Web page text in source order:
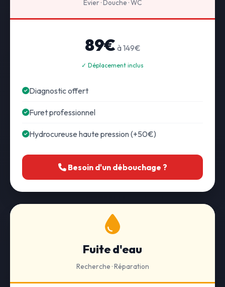
Évier · Douche · WC
89€ à 149€
✓ Déplacement inclus
Diagnostic offert
Furet professionnel
Hydrocureuse haute pression (+50€)
Besoin d'un débouchage ?
Fuite d'eau
Recherche · Réparation